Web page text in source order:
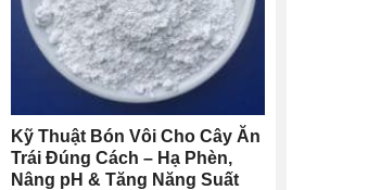
Kỹ Thuật Bón Vôi Cho Cây Ăn
Trái Đúng Cách – Hạ Phèn,
Nâng pH & Tăng Năng Suất